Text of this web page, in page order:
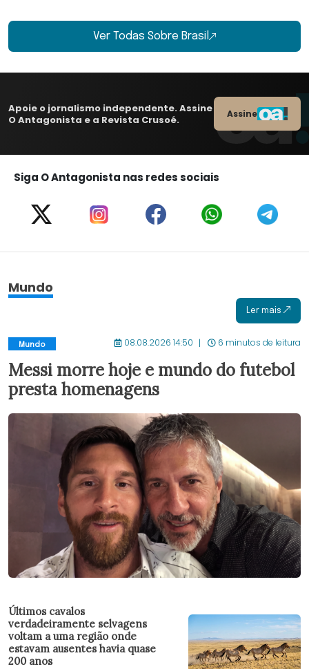
Ver Todas Sobre Brasil
Apoie o jornalismo independente. Assine
O Antagonista e a Revista Crusoé.
Assine
Siga O Antagonista nas redes sociais
Mundo
Ler mais
Mundo 08.08.2026 14:50 6 minutos de leitura
Messi morre hoje e mundo do futebol
presta homenagens
Últimos cavalos
verdadeiramente selvagens
voltam a uma região onde
estavam ausentes havia quase
200 anos